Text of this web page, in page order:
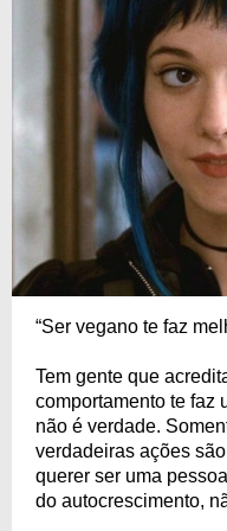
“Ser vegano te faz
Tem gente que
comportamento te faz
não é verdade.
verdadeiras ações
querer ser uma
do autocrescimento,